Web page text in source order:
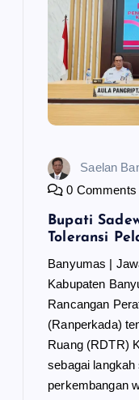
Saelan
0 Comments
Bupati
Toleransi
Banyumas |
Kabupaten
Rancangan
(Ranperkada)
Ruang (RDTR)
sebagai
perkembangan